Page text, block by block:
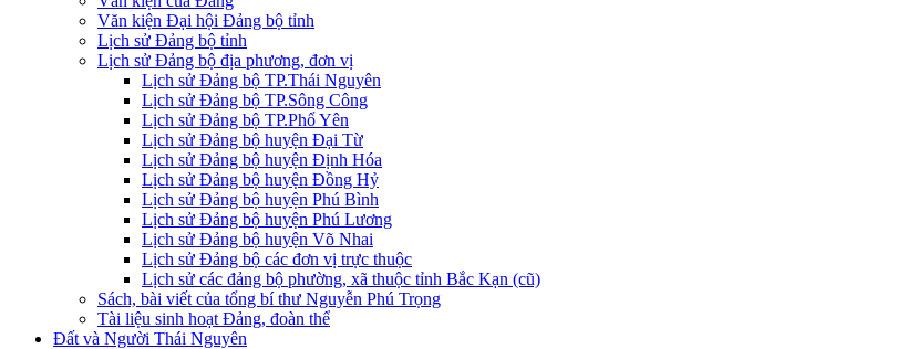
Văn kiện Đại hội Đảng bộ tỉnh
Lịch sử Đảng bộ tỉnh
Lịch sử Đảng bộ địa phương, đơn vị
Lịch sử Đảng bộ TP.Thái Nguyên
Lịch sử Đảng bộ TP.Sông Công
Lịch sử Đảng bộ TP.Phổ Yên
Lịch sử Đảng bộ huyện Đại Từ
Lịch sử Đảng bộ huyện Định Hóa
Lịch sử Đảng bộ huyện Đồng Hỷ
Lịch sử Đảng bộ huyện Phú Bình
Lịch sử Đảng bộ huyện Phú Lương
Lịch sử Đảng bộ huyện Võ Nhai
Lịch sử Đảng bộ các đơn vị trực thuộc
Lịch sử các đảng bộ phường, xã thuộc tỉnh Bắc Kạn (cũ)
Sách, bài viết của tổng bí thư Nguyễn Phú Trọng
Tài liệu sinh hoạt Đảng, đoàn thể
Đất và Người Thái Nguyên